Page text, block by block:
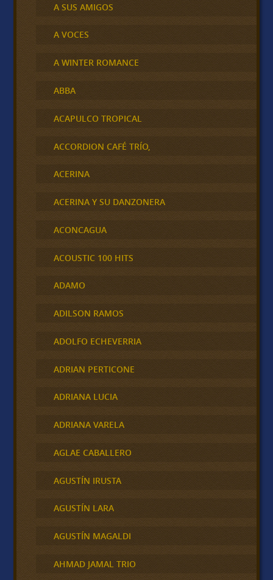
A SUS AMIGOS
A VOCES
A WINTER ROMANCE
ABBA
ACAPULCO TROPICAL
ACCORDION CAFÉ TRÍO,
ACERINA
ACERINA Y SU DANZONERA
ACONCAGUA
ACOUSTIC 100 HITS
ADAMO
ADILSON RAMOS
ADOLFO ECHEVERRIA
ADRIAN PERTICONE
ADRIANA LUCIA
ADRIANA VARELA
AGLAE CABALLERO
AGUSTÍN IRUSTA
AGUSTÍN LARA
AGUSTÍN MAGALDI
AHMAD JAMAL TRIO